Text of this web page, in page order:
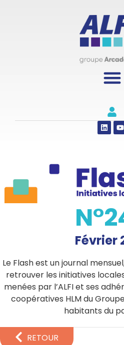
Février
Le Flash est un journal
retrouver les initiatives
menées par l’ALFI et ses
coopératives HLM du
habitants du
RETOUR